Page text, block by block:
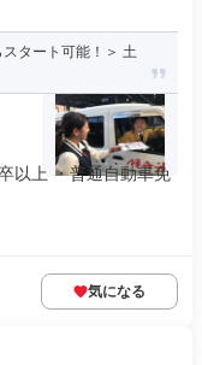
タート可能！＞ 土
以上 ・普通自動車免
気になる